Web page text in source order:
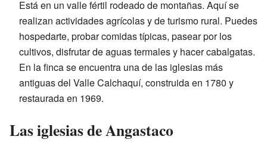
Está en un valle fértil rodeado de montañas. Aquí se
realizan actividades agrícolas y de turismo rural. Puedes
hospedarte, probar comidas típicas, pasear por los
cultivos, disfrutar de aguas termales y hacer cabalgatas.
En la finca se encuentra una de las iglesias más
antiguas del Valle Calchaquí, construida en 1780 y
restaurada en 1969.
Las iglesias de Angastaco